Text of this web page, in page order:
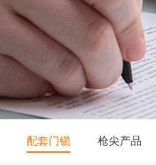
配套门锁 枪尖产品